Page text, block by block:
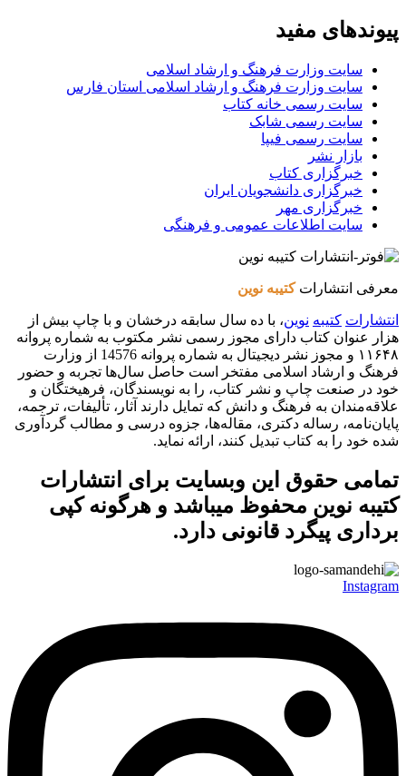
پیوندهای مفید
سایت وزارت فرهنگ و ارشاد اسلامی
سایت وزارت فرهنگ و ارشاد اسلامی استان فارس
سایت رسمی خانه کتاب
سایت رسمی شابک
سایت رسمی فیپا
بازار نشر
خبرگزاری کتاب
خبرگزاری دانشجویان ایران
خبرگزاری مهر
سایت اطلاعات عمومی و فرهنگی
معرفی انتشاراتکتیبه نوین
انتشارات کتیبه نوین، با ده سال سابقه درخشان و با چاپ بیش از
هزار عنوان کتاب دارای مجوز رسمی نشر مکتوب به شماره پروانه
۱۱۶۴۸ و مجوز نشر دیجیتال به شماره پروانه 14576 از وزارت
فرهنگ و ارشاد اسلامی مفتخر است حاصل سال‌ها تجربه و حضور
خود در صنعت چاپ و نشر کتاب، را به نویسندگان، فرهیختگان و
علاقه‌مندان به فرهنگ و دانش که تمایل دارند آثار، تألیفات، ترجمه،
پایان‌نامه، رساله دکتری، مقاله‌ها، جزوه درسی و مطالب گردآوری
شده خود را به کتاب تبدیل کنند، ارائه نماید.
تمامی حقوق این وبسایت برای انتشارات
کتیبه نوین محفوظ میباشد و هرگونه کپی
برداری پیگرد قانونی دارد.
Instagram